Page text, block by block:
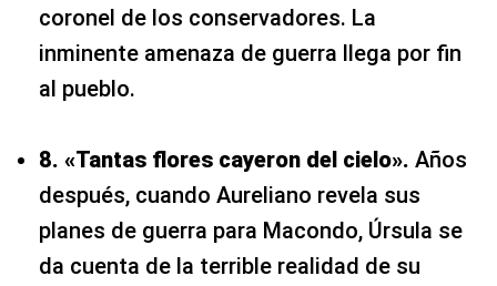
coronel de los conservadores. La
inminente amenaza de guerra llega por fin
al pueblo.
8. «Tantas flores cayeron del cielo». Años
después, cuando Aureliano revela sus
planes de guerra para Macondo, Úrsula se
da cuenta de la terrible realidad de su